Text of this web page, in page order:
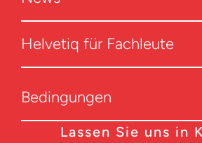
Helvetiq für Fachleute
Bedingungen
Lassen Sie uns in